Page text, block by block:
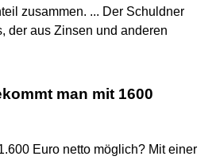
zusammen. ... Der Schuldner
der aus Zinsen und anderen
man mit 1600
Euro netto möglich? Mit einer